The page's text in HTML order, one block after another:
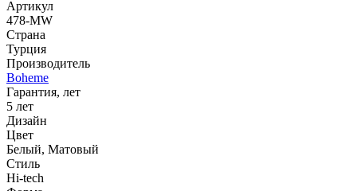
Артикул
478-MW
Страна
Турция
Производитель
Boheme
Гарантия, лет
5 лет
Дизайн
Цвет
Белый, Матовый
Стиль
Hi-tech